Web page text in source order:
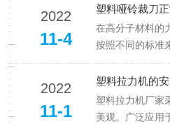
加工。特殊标准
刀具材料为高碳
求采用塑料盒包
2022
11-4
塑料哑铃裁刀
在高分子材料的
按照不同的标准
标准化的塑料哑
能正确使用和维
解，下面是哑铃
之前，请先了解
2022
11-1
塑料拉力机的
塑料拉力机厂家
美观。广泛应用